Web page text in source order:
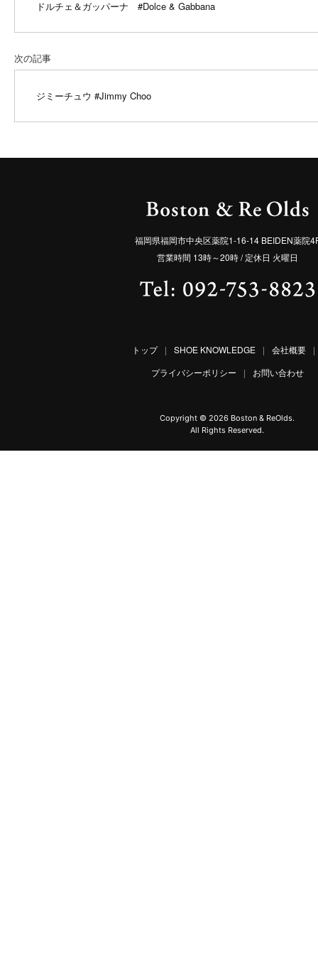
ドルチェ＆ガッパーナ #Dolce & Gabbana
次の記事
ジミーチュウ #Jimmy Choo
福岡県福岡市中央区薬院1-16-14 BEIDEN薬院
営業時間 13時～20時 / 定休日 火曜日
トップ | SHOE KNOWLEDGE | 会社概要
|
プライバシーポリシー
| お問い合わせ
Copyright © 2026 Boston & ReOlds.
All Rights Reserved.